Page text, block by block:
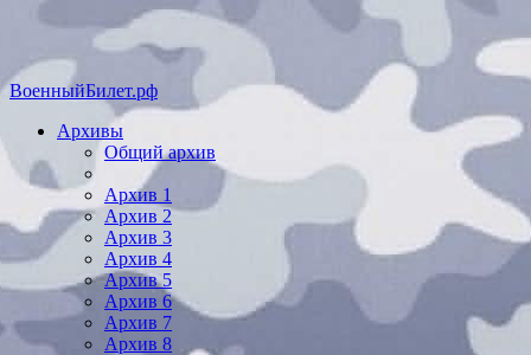
ВоенныйБилет.рф
Архивы
Общий архив
Архив 1
Архив 2
Архив 3
Архив 4
Архив 5
Архив 6
Архив 7
Архив 8